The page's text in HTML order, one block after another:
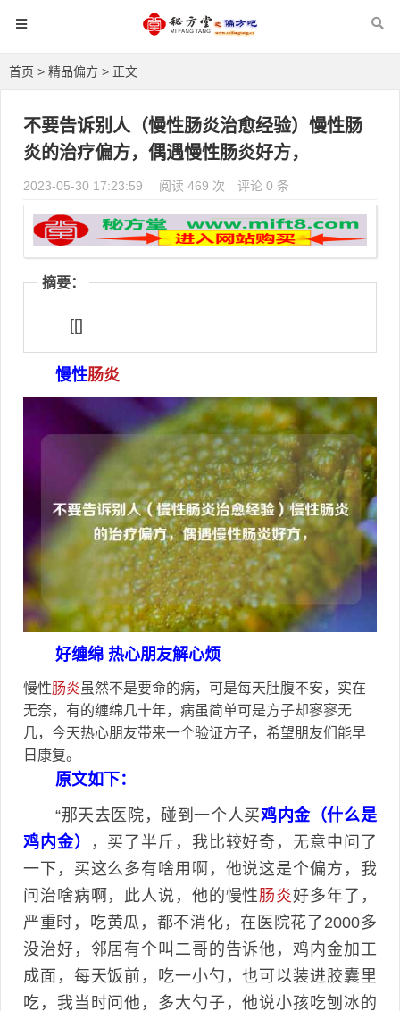
首页 > 精品偏方 > 正文
不要告诉别人（慢性肠炎治愈经验）慢性肠
炎的治疗偏方，偶遇慢性肠炎好方，
2023-05-30 17:23:59 阅读 469 次 评论 0 条
摘要：
[[]
慢性肠炎
好缠绵 热心朋友解心烦
慢性肠炎虽然不是要命的病，可是每天肚腹不安，实在
无奈，有的缠绵几十年，病虽简单可是方子却寥寥无
几，今天热心朋友带来一个验证方子，希望朋友们能早
日康复。
原文如下：
“那天去医院，碰到一个人买鸡内金（什么是
鸡内金）
，买了半斤，我比较好奇，无意中问了
一下，买这么多有啥用啊，他说这是个偏方，我
问治啥病啊，此人说，他的慢性肠炎好多年了，
严重时，吃黄瓜，都不消化，在医院花了2000多
没治好，邻居有个叫二哥的告诉他，鸡内金加工
成面，每天饭前，吃一小勺，也可以装进胶囊里
吃，我当时问他，多大勺子，他说小孩吃刨冰的